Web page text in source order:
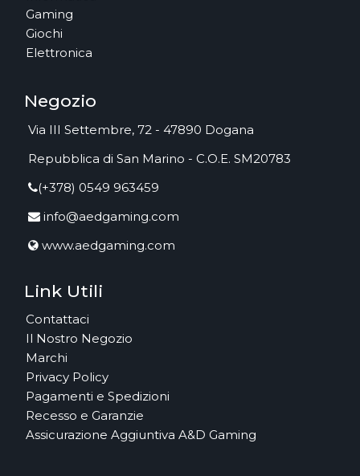
Gaming
Giochi
Elettronica
Negozio
Via III Settembre, 72 - 47890 Dogana
Repubblica di San Marino - C.O.E. SM20783
(+378) 0549 963459
info@aedgaming.com
www.aedgaming.com
Link Utili
Contattaci
Il Nostro Negozio
Marchi
Privacy Policy
Pagamenti e Spedizioni
Recesso e Garanzie
Assicurazione Aggiuntiva A&D Gaming